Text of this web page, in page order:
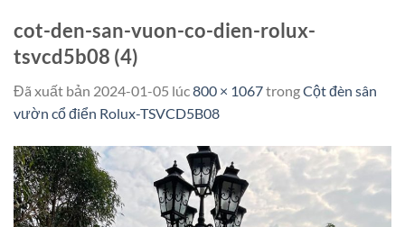
cot-den-san-vuon-co-dien-rolux-
tsvcd5b08 (4)
Đã xuất bản 2024-01-05 lúc800 × 1067trongCột đèn sân
vườn cổ điển Rolux-TSVCD5B08